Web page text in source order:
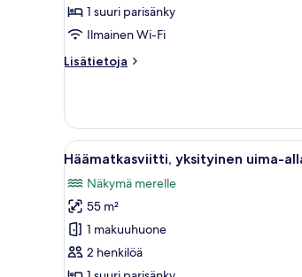
(Private
Heated
kuvat
1 suuri parisänky
Ilmainen Wi-Fi
Lisätietoja
Lisätietoja
Suite
(Private
Heated
Avaa
kaikki
huonetyypin
Häämatkasviitti,
yksityinen
uima-
allas
Moderni
9
Häämatkasviitti, yksityinen uima-
Näkymä merelle
55 m²
1 makuuhuone
2 henkilöä